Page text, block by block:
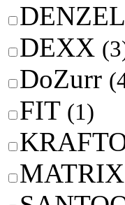
DENZEL
DEXX
DoZurr
FIT (1)
MATRIX